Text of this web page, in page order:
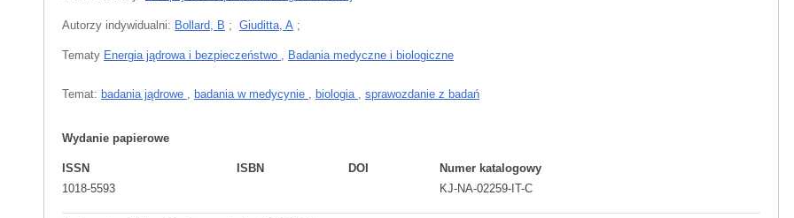
Autorzy indywidualni: Bollard, B ; Giuditta, A ;
Tematy Energia jądrowa i bezpieczeństwo Badania medyczne i biologiczne
Temat: badania jądrowe badania w medycynie biologia sprawozdanie z badań
Wydanie papierowe
ISSN
1018-5593
ISBN DOI
Numer katalogowy
KJ-NA-02259-IT-C